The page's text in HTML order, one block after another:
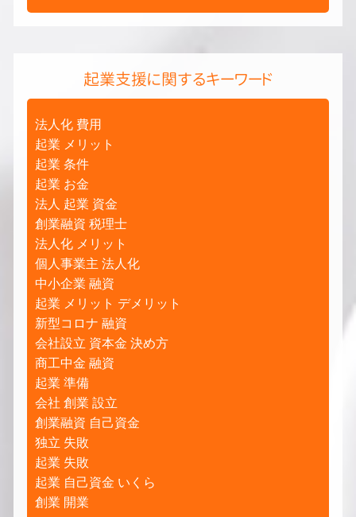
起業支援に関するキーワード
法人化 費用
起業 メリット
起業 条件
起業 お金
法人 起業 資金
創業融資 税理士
法人化 メリット
個人事業主 法人化
中小企業 融資
起業 メリット デメリット
新型コロナ 融資
会社設立 資本金 決め方
商工中金 融資
起業 準備
会社 創業 設立
創業融資 自己資金
独立 失敗
起業 失敗
起業 自己資金 いくら
創業 開業